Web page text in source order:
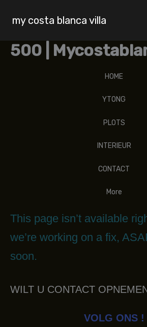
content
my costa blanca villa
500 |
HOME
YTONG
PLOTS
INTERIEUR
CONTACT
More
This page isn’t available
we’re working on a fix,
soon.
WILT U CONTACT
VOLG ONS !